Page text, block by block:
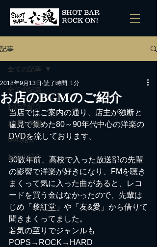
SHOT BAR
ROCK ON!
記事
全ての記事
お店の紹介
お休み情報
DVD紹介
お酒の紹介
全ての記事
お店のBGMのご紹介
2018年9月13日 読了時間: 1分
当店ではご案内の通り、店主が独断と
偏見で集めた80～90年代中心の洋楽の
DVDを流しております。
30数年前、高校で入った放送部の先輩
の影響で洋楽が好きになり、FMを聴き
まくって気に入った曲があると、レコ
ードを買う金はなかったので、先輩は
じめ「黎紅堂」や「友&愛」から借りて
聞きまくってました。
若気の至りでジャンルも
POPS→ROCK→HARD